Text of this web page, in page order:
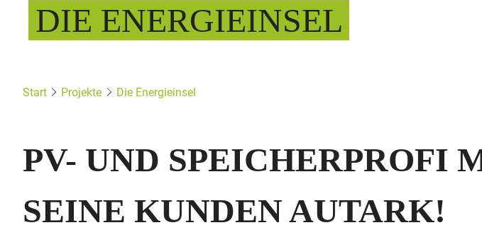
DIE ENERGIEINSEL
Start Projekte Die Energieinsel
PV- UND SPEICHERPROFI
SEINE KUNDEN AUTARK!